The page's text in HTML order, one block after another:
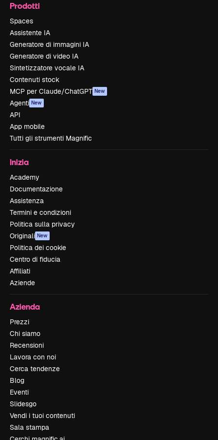
Prodotti
Spaces
Assistente IA
Generatore di immagini IA
Generatore di video IA
Sintetizzatore vocale IA
Contenuti stock
MCP per Claude/ChatGPT New
Agenti New
API
App mobile
Tutti gli strumenti Magnific
Inizia
Academy
Documentazione
Assistenza
Termini e condizioni
Politica sulla privacy
Originali New
Politica dei cookie
Centro di fiducia
Affiliati
Aziende
Azienda
Prezzi
Chi siamo
Recensioni
Lavora con noi
Cerca tendenze
Blog
Eventi
Slidesgo
Vendi i tuoi contenuti
Sala stampa